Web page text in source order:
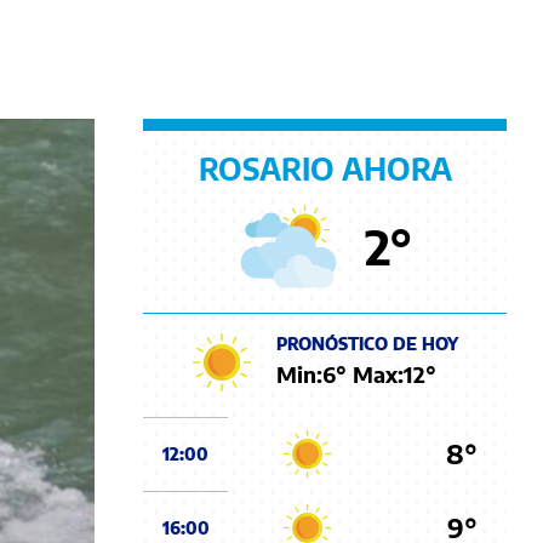
ROSARIO AHORA
2°
PRONÓSTICO DE HOY
Min:6° Max:12°
12:00 8°
16:00 9°